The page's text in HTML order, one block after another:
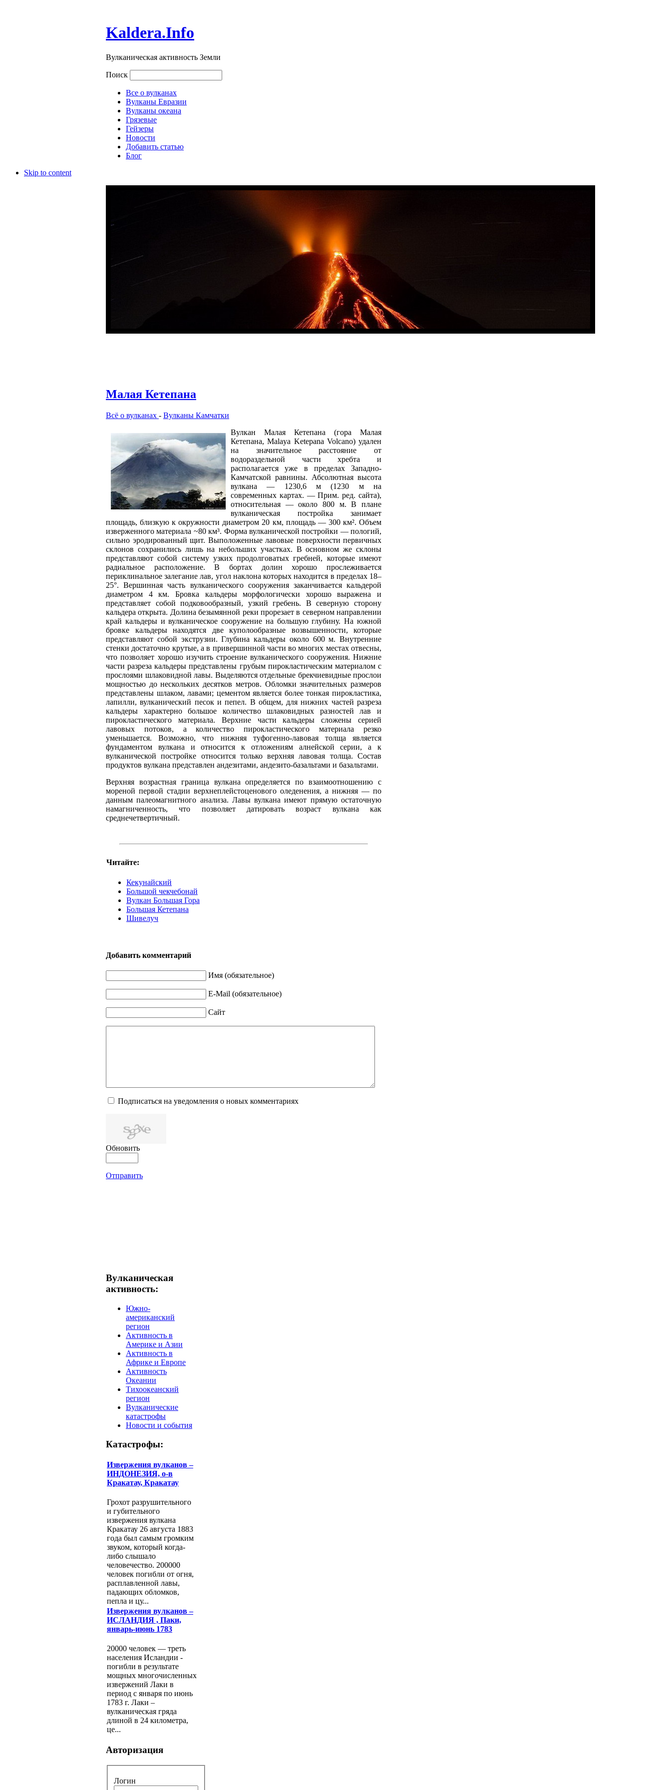
Kaldera.Info
Вулканическая активность Земли
Поиск
Все о вулканах
Вулканы Евразии
Вулканы океана
Грязевые
Гейзеры
Новости
Добавить статью
Блог
Skip to content
Малая Кетепана
Всё о вулканах - Вулканы Камчатки
Вулкан Малая Кетепана (гора Малая
Кетепана, Malaya Ketepana Volcano) удален
на значительное расстояние от
водораздельной части хребта и
располагается уже в пределах Западно-
Камчатской равнины. Абсолютная высота
вулкана — 1230,6 м (1230 м на
современных картах. — Прим. ред. сайта),
относительная — около 800 м. В плане
вулканическая постройка занимает
площадь, близкую к окружности диаметром 20 км, площадь — 300 км². Объем
изверженного материала ~80 км³. Форма вулканической постройки — пологий,
сильно эродированный щит. Выположенные лавовые поверхности первичных
склонов сохранились лишь на небольших участках. В основном же склоны
представляют собой систему узких продолговатых гребней, которые имеют
радиальное расположение. В бортах долин хорошо прослеживается
периклинальное залегание лав, угол наклона которых находится в пределах 18–
25°. Вершинная часть вулканического сооружения заканчивается кальдерой
диаметром 4 км. Бровка кальдеры морфологически хорошо выражена и
представляет собой подковообразный, узкий гребень. В северную сторону
кальдера открыта. Долина безымянной реки прорезает в северном направлении
край кальдеры и вулканическое сооружение на большую глубину. На южной
бровке кальдеры находятся две куполообразные возвышенности, которые
представляют собой экструзии. Глубина кальдеры около 600 м. Внутренние
стенки достаточно крутые, а в привершинной части во многих местах отвесны,
что позволяет хорошо изучить строение вулканического сооружения. Нижние
части разреза кальдеры представлены грубым пирокластическим материалом с
прослоями шлаковидной лавы. Выделяются отдельные брекчиевидные прослои
мощностью до нескольких десятков метров. Обломки значительных размеров
представлены шлаком, лавами; цементом является более тонкая пирокластика,
лапилли, вулканический песок и пепел. В общем, для нижних частей разреза
кальдеры характерно большое количество шлаковидных разностей лав и
пирокластического материала. Верхние части кальдеры сложены серией
лавовых потоков, а количество пирокластического материала резко
уменьшается. Возможно, что нижняя туфогенно-лавовая толща является
фундаментом вулкана и относится к отложениям алнейской серии, а к
вулканической постройке относится только верхняя лавовая толща. Состав
продуктов вулкана представлен андезитами, андезито-базальтами и базальтами.
Верхняя возрастная граница вулкана определяется по взаимоотношению с
мореной первой стадии верхнеплейстоценового оледенения, а нижняя — по
данным палеомагнитного анализа. Лавы вулкана имеют прямую остаточную
намагниченность, что позволяет датировать возраст вулкана как
среднечетвертичный.
Читайте:
Кекунайский
Большой чекчебонай
Вулкан Большая Гора
Большая Кетепана
Шивелуч
Добавить комментарий
Имя (обязательное)
E-Mail (обязательное)
Сайт
Подписаться на уведомления о новых комментариях
Обновить
Отправить
Вулканическая
активность:
Южно-
американский
регион
Активность в
Америке и Азии
Активность в
Африке и Европе
Активность
Океании
Тихоокеанский
регион
Вулканические
катастрофы
Новости и события
Катастрофы:
Извержения вулканов –
ИНДОНЕЗИЯ, о-в
Кракатау, Кракатау
Грохот разрушительного
и губительного
извержения вулкана
Кракатау 26 августа 1883
года был самым громким
звуком, который когда-
либо слышало
человечество. 200000
человек погибли от огня,
расплавленной лавы,
падающих обломков,
пепла и цу...
Извержения вулканов –
ИСЛАНДИЯ , Паки,
январь-июнь 1783
20000 человек — треть
населения Исландии -
погибли в результате
мощных многочисленных
извержений Лаки в
период с января по июнь
1783 г. Лаки –
вулканическая гряда
длиной в 24 километра,
це...
Авторизация
Логин